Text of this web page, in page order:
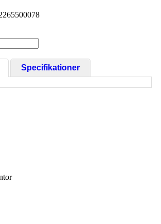
Specifikationer